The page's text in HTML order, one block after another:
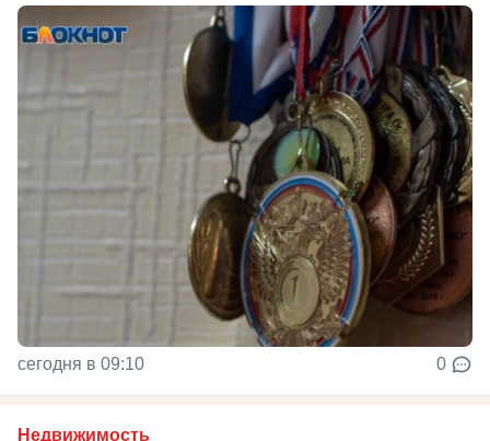
сегодня в 09:10 0
Недвижимость